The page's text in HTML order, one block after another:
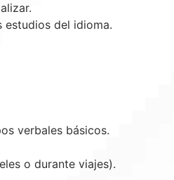
estudios del idioma.
verbales básicos.
o durante viajes).